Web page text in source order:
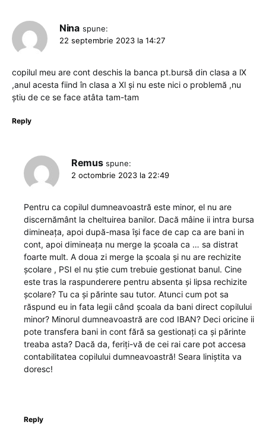
Nina spune:
22 septembrie 2023 la 14:27
copilul meu are cont deschis la banca pt.bursă din clasa a lX
,anul acesta fiind în clasa a Xl și nu este nici o problemă ,nu
știu de ce se face atâta tam-tam
Reply
Remus spune:
2 octombrie 2023 la 22:49
Pentru ca copilul dumneavoastră este minor, el nu are
discernământ la cheltuirea banilor. Dacă mâine ii intra bursa
dimineața, apoi după-masa își face de cap ca are bani in
cont, apoi dimineața nu merge la școala ca … sa distrat
foarte mult. A doua zi merge la școala și nu are rechizite
școlare , PSI el nu știe cum trebuie gestionat banul. Cine
este tras la raspunderere pentru absenta și lipsa rechizite
școlare? Tu ca și părinte sau tutor. Atunci cum pot sa
răspund eu in fata legii când școala da bani direct copilului
minor? Minorul dumneavoastră are cod IBAN? Deci oricine ii
pote transfera bani in cont fără sa gestionați ca și părinte
treaba asta? Dacă da, feriți-vă de cei rai care pot accesa
contabilitatea copilului dumneavoastră! Seara liniștita va
doresc!
Reply